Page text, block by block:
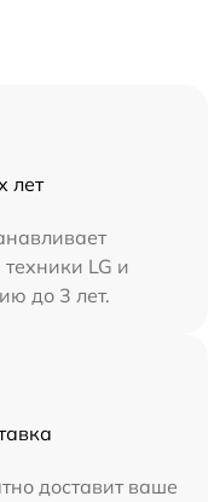
лет
LG и
до 3 лет.
доставит ваше